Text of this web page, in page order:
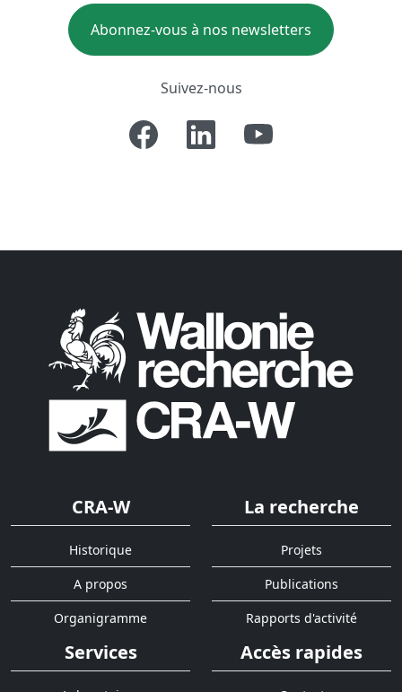
Abonnez-vous à nos newsletters
Suivez-nous
CRA-W
Historique
A propos
Organigramme
La recherche
Projets
Publications
Rapports d'activité
Services Accès rapides